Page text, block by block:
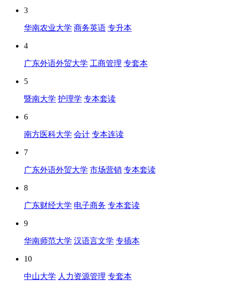
3
华南农业大学 商务英语 专升本
4
广东外语外贸大学 工商管理 专套本
5
暨南大学 护理学 专本套读
6
南方医科大学 会计 专本连读
7
广东外语外贸大学 市场营销 专本套读
8
广东财经大学 电子商务 专本套读
9
华南师范大学 汉语言文学 专插本
10
中山大学 人力资源管理 专套本